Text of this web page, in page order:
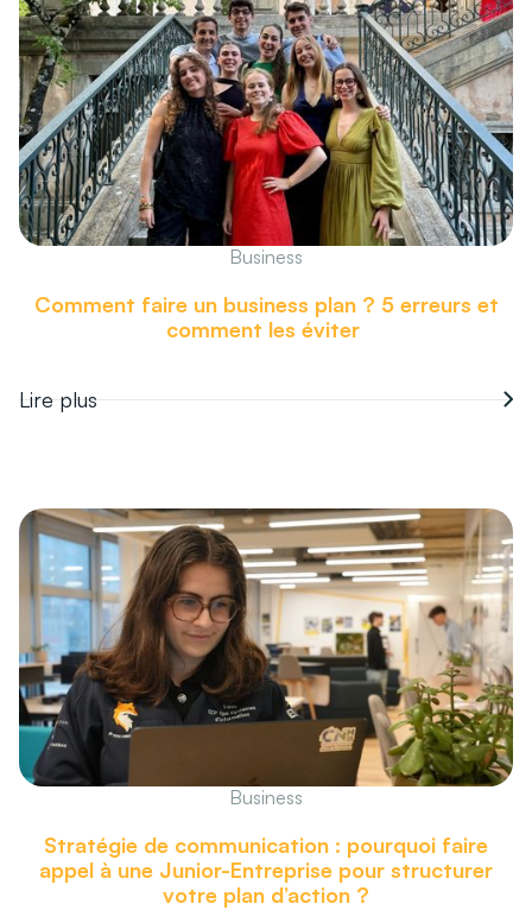
Business
Comment faire un business plan ? 5 erreurs et
comment les éviter
Lire plus
Business
Stratégie de communication : pourquoi faire
appel à une Junior-Entreprise pour structurer
votre plan d’action ?